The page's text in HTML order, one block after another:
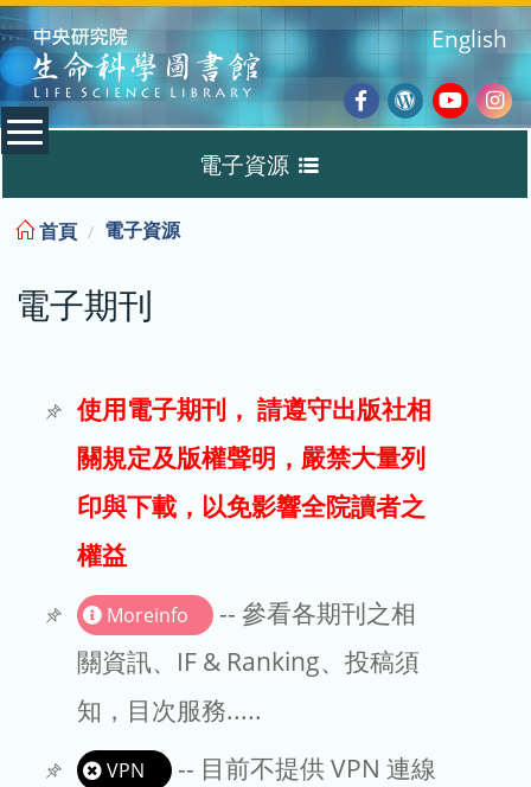
:::
Facebook
Wordpress
English
電子資源
電子期刊
試用
文章處理費
EndNote
首頁 電子資源
電子期刊
使用電子期刊， 請遵守出版社相
關規定及版權聲明，嚴禁大量列
印與下載，以免影響全院讀者之
權益
Moreinfo
-- 參看各期刊之相
關資訊、IF & Ranking、投稿須
知，目次服務.....
VPN
-- 目前不提供 VPN 連線